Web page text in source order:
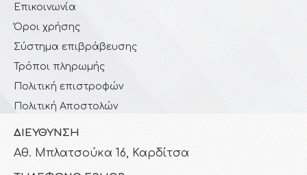
Επικοινωνία
Όροι χρήσης
Σύστημα επιβράβευσης
Τρόποι πληρωμής
Πολιτική επιστροφών
Πολιτική Αποστολών
ΔΙΕΎΘΥΝΣΗ
Αθ. Μπλατσούκα 16, Καρδίτσα